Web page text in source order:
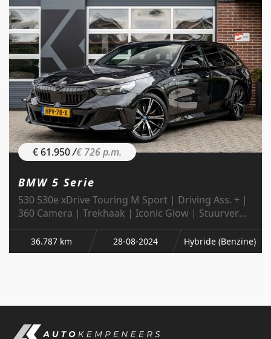
€ 61.950/€ 726 p.m.
BMW 5 Serie
530 530e xDrive Touring M Sport | Driving Ass. + |
360 Camera | Trekhaak | Iconic Glow | Stuurverw.
| 20' Inch |
36.787 km 28-08-2024 Hybride (Benzine)